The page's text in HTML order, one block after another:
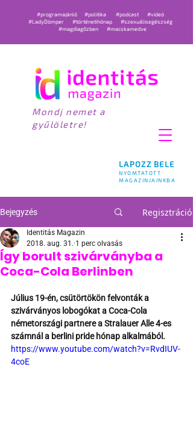
LAPOZZ BELE
NYOMTATOTT
MAGAZINJAINKBA
#programajánló #politika #podcast
#videó
#LadyDömper
#történetihónap
#szexuálisegészség
#magdiagőzben
#macskamedve
Mondj nemet a
gyűlöletre!
Bejegyzés Regisztráció
Így borult szivárványba a
Coca-Cola Berlinben
Identitás Magazin
2018. aug. 31. 1 perc olvasás
Július 19-én, csütörtökön felvonták a
szivárványos lobogókat a Coca-Cola
németországi partnere a Stralauer Alle 4-es
számnál a berlini pride hónap alkalmából.
https://www.youtube.com/watch?v=RvdIUV-
4coE